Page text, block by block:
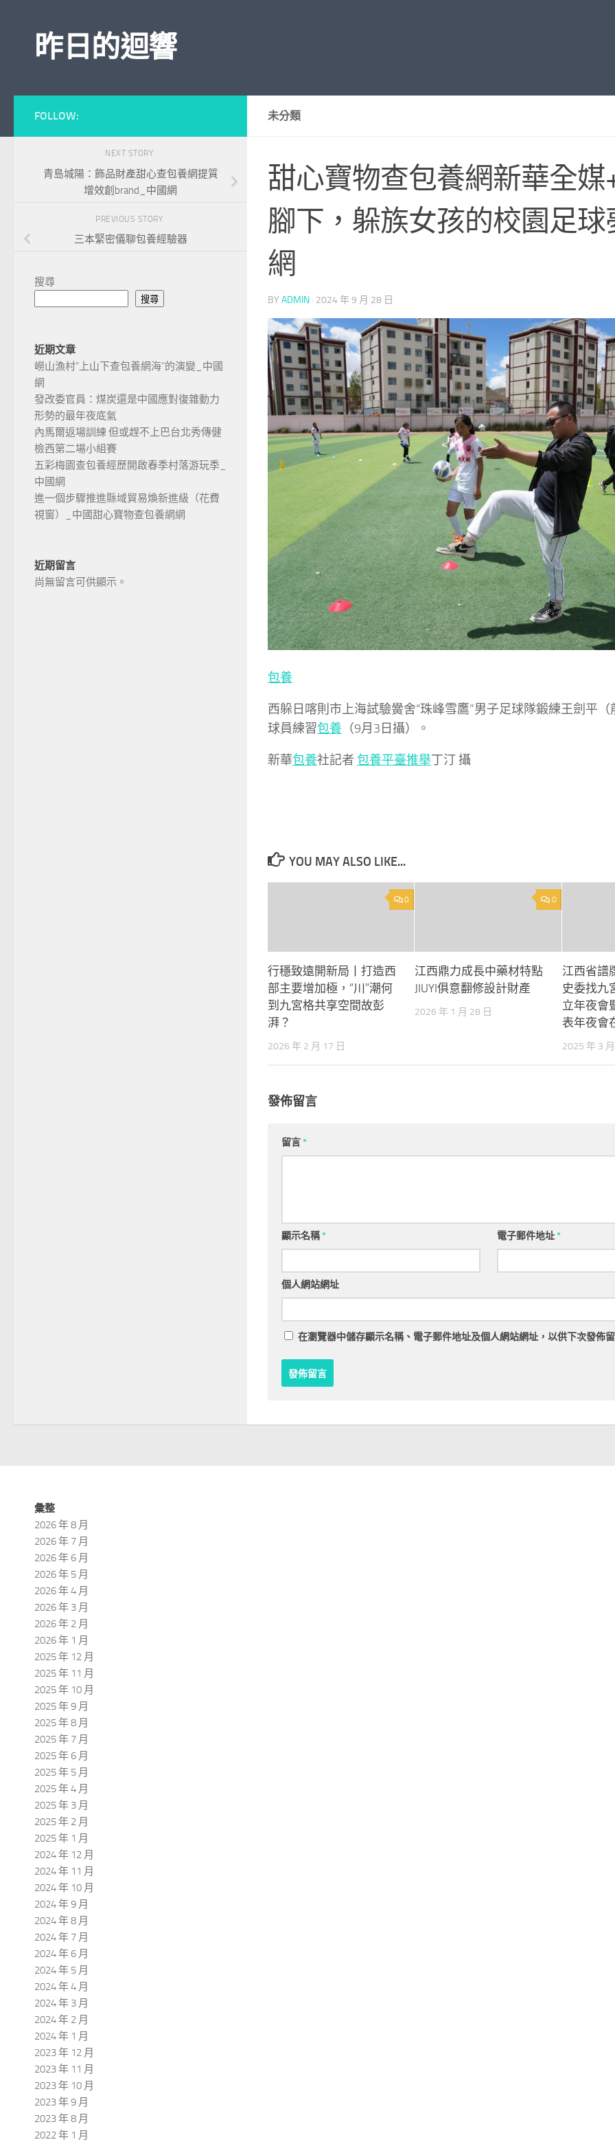
昨日的迴響
未分類
甜心寶物查包養網新華全媒
腳下，躲族女孩的校園足球
網
BY ADMIN · 2024 年 9 月 28 日
包養
西躲日喀則市上海試驗黌舍“珠峰雪鷹”男子足球隊鍛練王劍平
球員練習包養 （9月3日攝）。
新華包養社記者 包養平臺推舉丁汀 攝
YOU MAY ALSO LIKE...
0
行穩致遠開新局丨打造西
部主要增加極，“川”潮何
到九宮格共享空間故彭
湃？
2026 年 2 月 17 日
0
江西鼎力成長中藥材特點
JIUYI俱意翻修設計財產
2026 年 1 月 28 日
江西省譜
史委找九
立年夜會
表年夜會
2025 年 3
發佈留言
留言*
顯示名稱* 電子郵件地址*
個人網站網址
在瀏覽器中儲存顯示名稱、電子郵件地址及個人網站網址，以供下次發佈
FOLLOW:
NEXT STORY
青島城陽：飾品財產甜心查包養網提質
增效創brand_中國網
PREVIOUS STORY
三本緊密儀聊包養經驗器
搜尋
搜尋
近期文章
嶗山漁村“上山下查包養網海”的演變_中國
網
發改委官員：煤炭還是中國應對復雜動力
形勢的最年夜底氣
內馬爾返場訓練 但或趕不上巴台北秀傳健
檢西第二場小組賽
五彩梅園查包養經歷開啟春季村落游玩季_
中國網
進一個步驟推進縣域貿易煥新進級（花費
視窗）_中國甜心寶物查包養網網
近期留言
尚無留言可供顯示。
彙整
2026 年 8 月
2026 年 7 月
2026 年 6 月
2026 年 5 月
2026 年 4 月
2026 年 3 月
2026 年 2 月
2026 年 1 月
2025 年 12 月
2025 年 11 月
2025 年 10 月
2025 年 9 月
2025 年 8 月
2025 年 7 月
2025 年 6 月
2025 年 5 月
2025 年 4 月
2025 年 3 月
2025 年 2 月
2025 年 1 月
2024 年 12 月
2024 年 11 月
2024 年 10 月
2024 年 9 月
2024 年 8 月
2024 年 7 月
2024 年 6 月
2024 年 5 月
2024 年 4 月
2024 年 3 月
2024 年 2 月
2024 年 1 月
2023 年 12 月
2023 年 11 月
2023 年 10 月
2023 年 9 月
2023 年 8 月
2022 年 1 月